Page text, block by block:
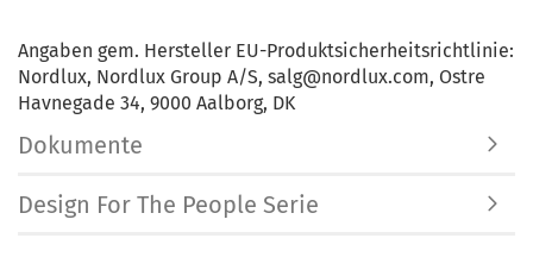
Angaben gem. Hersteller EU-Produktsicherheitsrichtlinie:
Nordlux, Nordlux Group A/S, salg@nordlux.com, Ostre
Havnegade 34, 9000 Aalborg, DK
Dokumente
Design For The People Serie